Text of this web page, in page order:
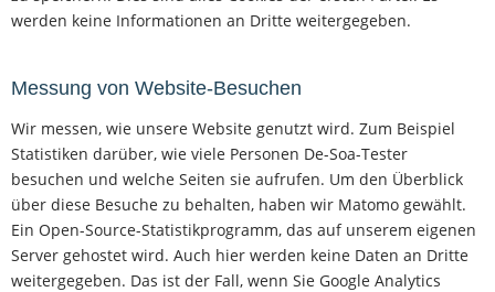
werden keine Informationen an Dritte weitergegeben.
Messung von Website-Besuchen
Wir messen, wie unsere Website genutzt wird. Zum Beispiel
Statistiken darüber, wie viele Personen De-Soa-Tester
besuchen und welche Seiten sie aufrufen. Um den Überblick
über diese Besuche zu behalten, haben wir Matomo gewählt.
Ein Open-Source-Statistikprogramm, das auf unserem eigenen
Server gehostet wird. Auch hier werden keine Daten an Dritte
weitergegeben. Das ist der Fall, wenn Sie Google Analytics